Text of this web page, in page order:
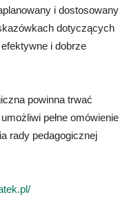
i dostosowany
dotyczących
i dobrze
powinna trwać
pełne omówienie
rady pedagogicznej